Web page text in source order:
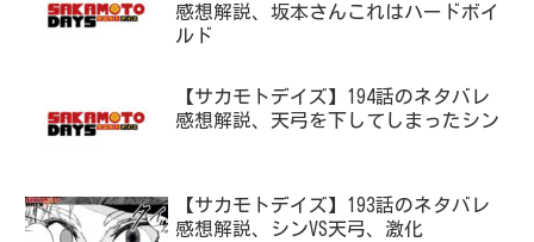
感想解説、坂本さんこれはハードボイ
ルド
【サカモトデイズ】194話のネタバレ
感想解説、天弓を下してしまったシン
【サカモトデイズ】193話のネタバレ
感想解説、シンVS天弓、激化